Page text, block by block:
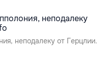
неподалеку от Герцлии.